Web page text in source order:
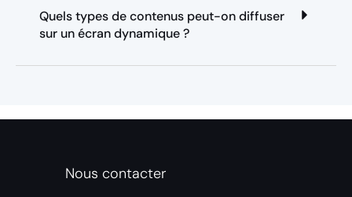
Quels types de contenus peut-on diffuser
sur un écran dynamique ?
Nous contacter